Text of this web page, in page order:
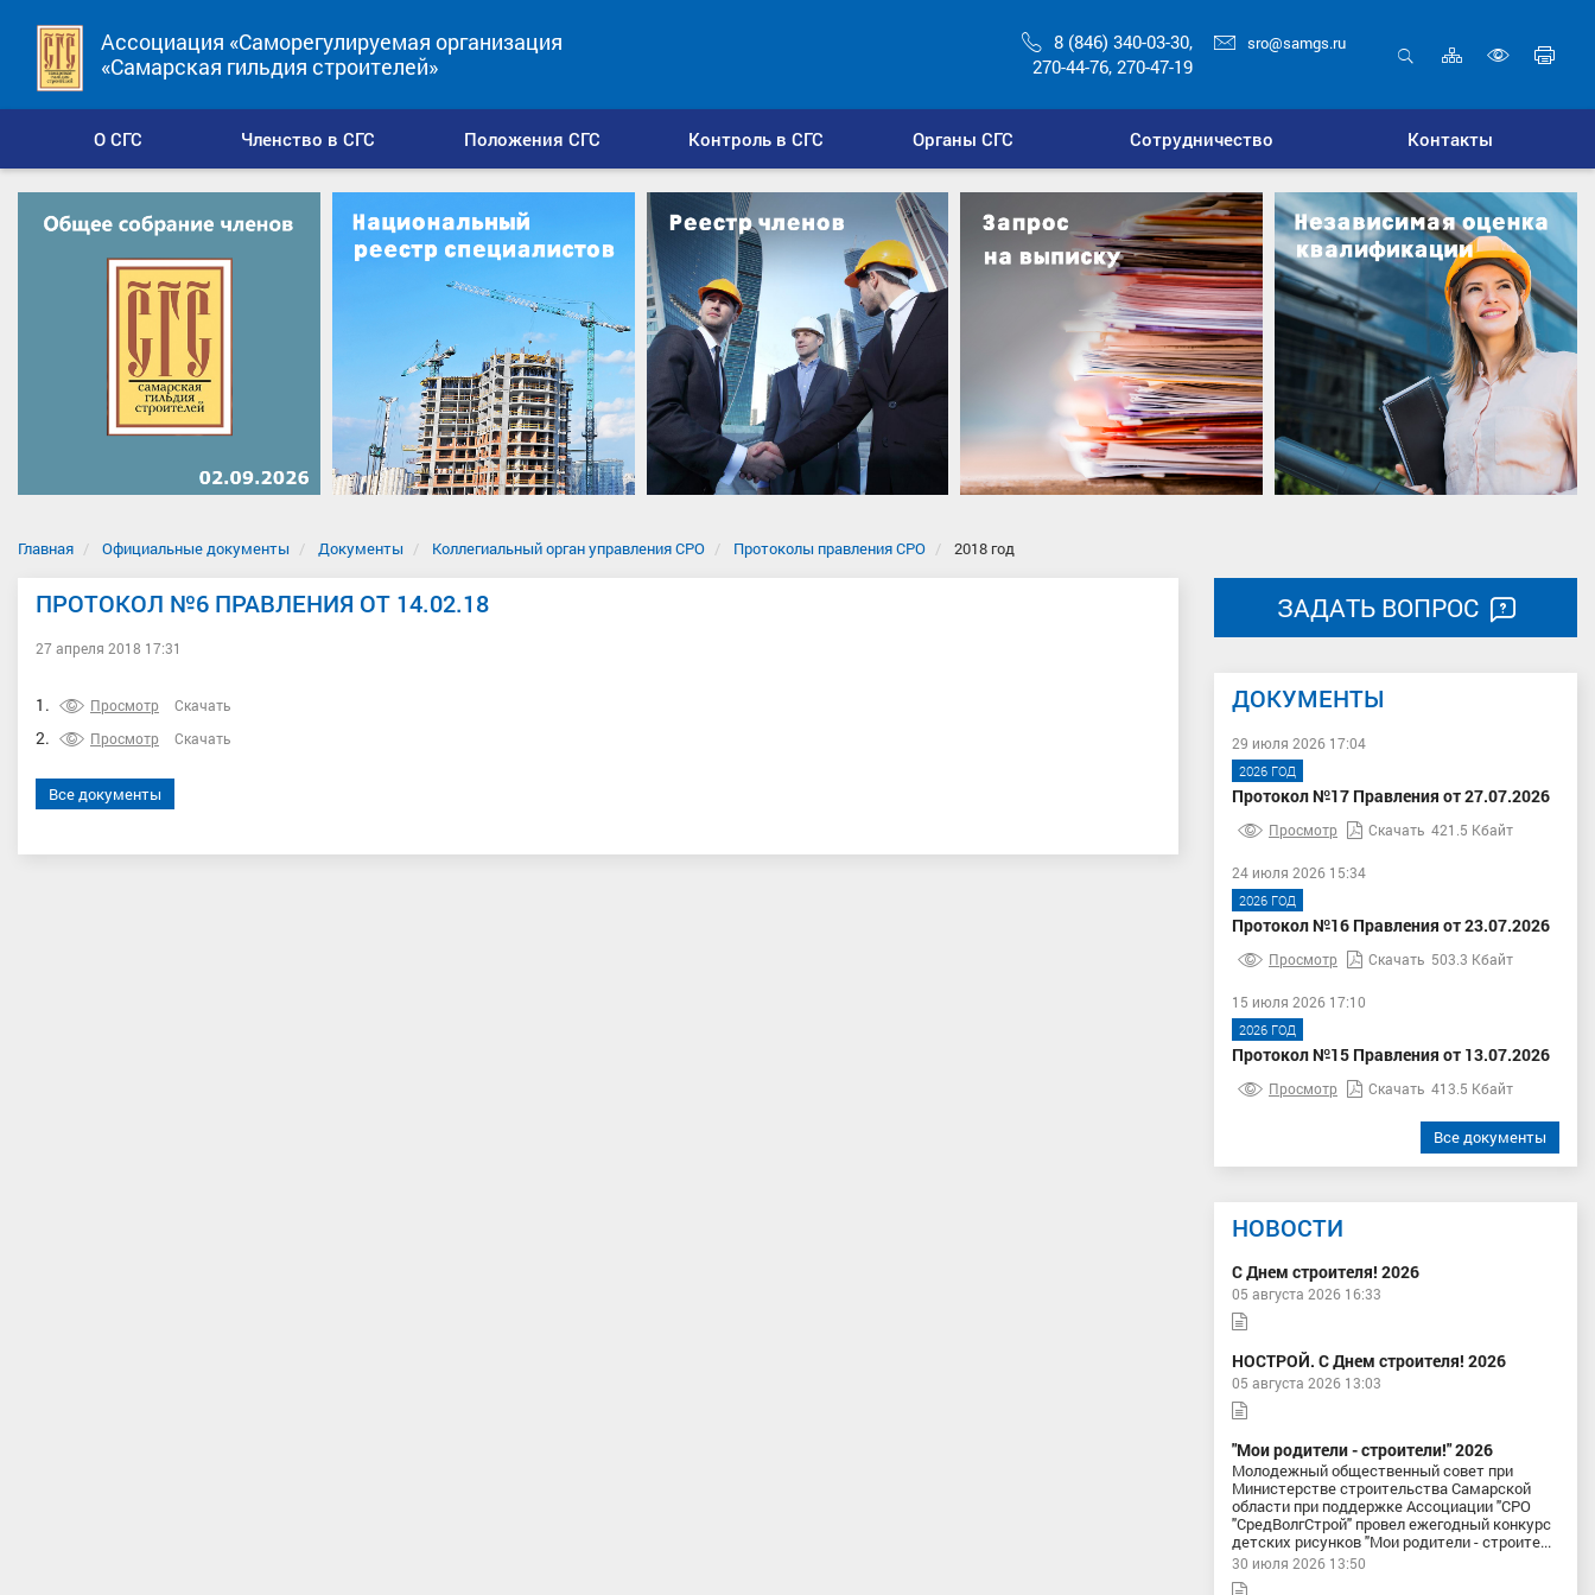
Ассоциация «Саморегулируемая организация
«Самарская гильдия строителей»
8 (846) 340-03-30,
270-44-76, 270-47-19
sro@samgs.ru Карта
сайта
О СГС Членство в СГС Положения СГС Контроль в СГС Органы СГС Сотрудничество Контакты
Главная Официальные документы Документы Коллегиальный орган управления СРО Протоколы правления СРО 2018 год
ПРОТОКОЛ №6 ПРАВЛЕНИЯ ОТ 14.02.18
27 апреля 2018 17:31
1. Просмотр Скачать
2. Просмотр Скачать
Все документы
ЗАДАТЬ ВОПРОС
ДОКУМЕНТЫ
29 июля 2026 17:04
2026 ГОД
Протокол №17 Правления от 27.07.2026
Просмотр Скачать 421.5 Кбайт
24 июля 2026 15:34
2026 ГОД
Протокол №16 Правления от 23.07.2026
Просмотр Скачать 503.3 Кбайт
15 июля 2026 17:10
2026 ГОД
Протокол №15 Правления от 13.07.2026
Просмотр Скачать 413.5 Кбайт
Все документы
НОВОСТИ
С Днем строителя! 2026
05 августа 2026 16:33
НОСТРОЙ. С Днем строителя! 2026
05 августа 2026 13:03
"Мои родители - строители!" 2026
Молодежный общественный совет при
Министерстве строительства Самарской
области при поддержке Ассоциации "СРО
"СредВолгСтрой" провел ежегодный конкурс
детских рисунков "Мои родители - строите...
30 июля 2026 13:50